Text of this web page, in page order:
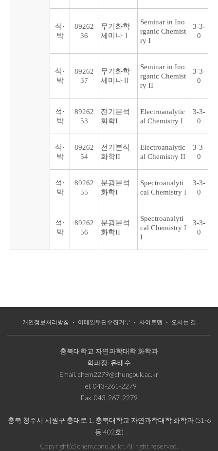
석·
박
89262
36
무기화학
세미나Ⅰ
Seminar in Ino
rganic Chemist
ry I
3-3-
0
석·
박
89262
37
무기화학
세미나Ⅱ
Seminar in Ino
rganic Chemist
ry II
3-3-
0
석·
박
89262
53
전기분석
화학I
Electroanalytic
al Chemistry I
3-3-
0
석·
박
89262
54
전기분석
화학II
Electroanalytic
al Chemistry II
3-3-
0
석·
박
89262
55
분광분석
화학I
Spectroanalyti
cal Chemistry I
3-3-
0
석·
박
89262
56
분광분석
화학II
Spectroanalyti
cal Chemistry I
I
3-3-
0
개인정보처리방침 이메일무단수집거부 사이트맵 오시는 길
충북대학교 자연과학대학 화학과
학과장. 유태수
Email. chem2279@chungbuk.ac.kr
Tel. 043-261-2279
Fax. 043-267-2279
충북 청주시 서원구 충대로 1, 충북대학교 자연과학대학 화학과 (S1-6
동 402호)
Copyright(c) chem.cbnu.ac.kr. All right reserved.